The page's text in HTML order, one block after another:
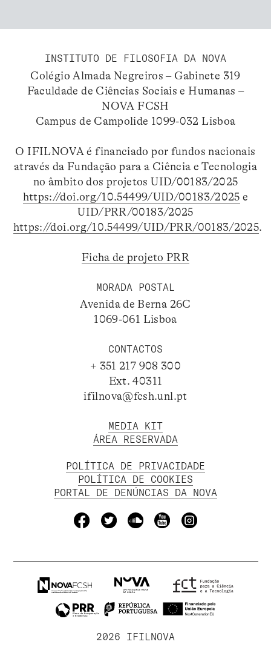
INSTITUTO DE FILOSOFIA DA NOVA
Colégio Almada Negreiros – Gabinete 319
Faculdade de Ciências Sociais e Humanas –
NOVA FCSH
Campus de Campolide 1099-032 Lisboa
O IFILNOVA é financiado por fundos nacionais
através da Fundação para a Ciência e Tecnologia
no âmbito dos projetos UID/00183/2025
https://doi.org/10.54499/UID/00183/2025 e
UID/PRR/00183/2025
https://doi.org/10.54499/UID/PRR/00183/2025.
Ficha de projeto PRR
MORADA POSTAL
Avenida de Berna 26C
1069-061 Lisboa
CONTACTOS
+ 351 217 908 300
Ext. 40311
ifilnova@fcsh.unl.pt
MEDIA KIT
ÁREA RESERVADA
POLÍTICA DE PRIVACIDADE
POLÍTICA DE COOKIES
PORTAL DE DENÚNCIAS DA NOVA
2026 IFILNOVA